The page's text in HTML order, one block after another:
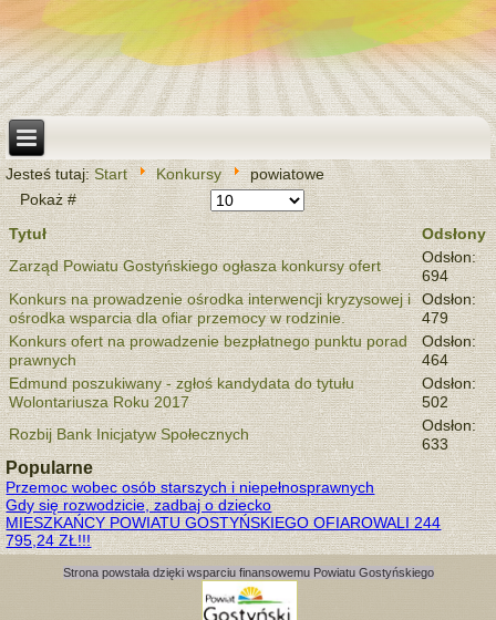
Jesteś tutaj:Start Konkursy
powiatowe
Pokaż #
Tytuł
Odsłony
Zarząd Powiatu Gostyńskiego ogłasza konkursy ofert
Odsłon:
694
Konkurs na prowadzenie ośrodka interwencji kryzysowej i
ośrodka wsparcia dla ofiar przemocy w rodzinie.
Odsłon:
479
Konkurs ofert na prowadzenie bezpłatnego punktu porad
prawnych
Odsłon:
464
Edmund poszukiwany - zgłoś kandydata do tytułu
Wolontariusza Roku 2017
Odsłon:
502
Rozbij Bank Inicjatyw Społecznych
Odsłon:
633
Popularne
Przemoc wobec osób starszych i niepełnosprawnych
Gdy się rozwodzicie, zadbaj o dziecko
MIESZKAŃCY POWIATU GOSTYŃSKIEGO OFIAROWALI 244
795,24 ZŁ!!!
Strona powstała dzięki wsparciu finansowemu Powiatu Gostyńskiego